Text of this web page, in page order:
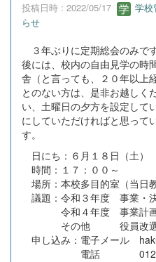
投稿日時 : 2022/05/17 学校
らせ
３年ぶりに定期総会のみで
後には、校内の自由見学の時
舎（と言っても、２０年以上
とのない方は、是非お越しく
い、土曜日の夕方を設定して
にしていただければと思って
す。
日にち：６月１８日（土）
時間：１７：００～
場所：本校多目的室（当日
議題：令和３年度 事業・
令和４年度 事業計画
その他 役員改
申し込み：電子メール
電話 0123-23-